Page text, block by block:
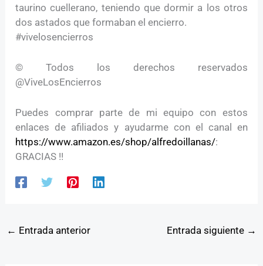
taurino cuellerano, teniendo que dormir a los otros
dos astados que formaban el encierro.
#vivelosencierros
© Todos los derechos reservados
@ViveLosEncierros
Puedes comprar parte de mi equipo con estos
enlaces de afiliados y ayudarme con el canal en
https://www.amazon.es/shop/alfredoillanas/:
GRACIAS !!
← Entrada anterior Entrada siguiente →